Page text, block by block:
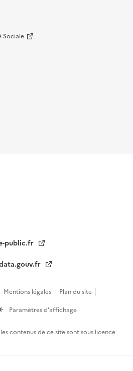
Sociale
public.fr
Mentions légales
Plan du site
Paramètres d'affichage
contenus de ce site sont sous licence